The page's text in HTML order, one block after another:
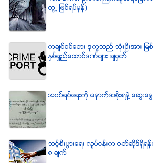
တြ႕ ျဖစ္ရပ္မွန္)
ကခ်င္စစ္ေဘး ဒုကၡသည္ သံုးဦးအား ျမစ္
ႏွစ္ရွည္ေထာင္ဒဏ္မ်ား ခ်မွတ္
အပစ္ရပ္ေရးကို ေနာက္အစိုးရနဲ႔ ေဆြးေႏ
သင့္စီးပြားေရး လုပ္ငန္းက ဝဘ္ဆိုဒ္ရွိ
၈ ခ်က္